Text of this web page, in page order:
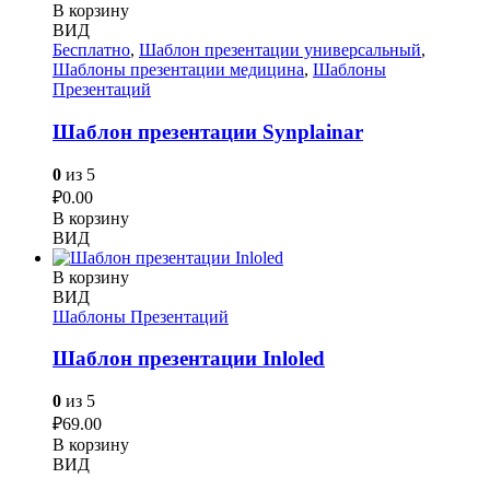
В корзину
ВИД
Бесплатно, Шаблон презентации универсальный,
Шаблоны презентации медицина, Шаблоны
Презентаций
Шаблон презентации Synplainar
0 из 5
₽0.00
В корзину
ВИД
В корзину
ВИД
Шаблоны Презентаций
Шаблон презентации Inloled
0 из 5
₽69.00
В корзину
ВИД